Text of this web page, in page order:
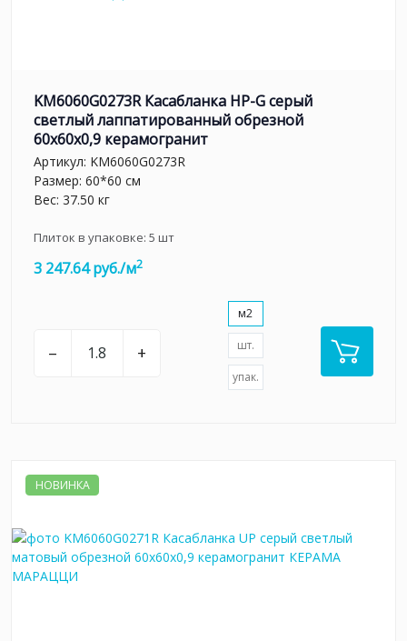
KM6060G0273R Касабланка HP-G серый
светлый лаппатированный обрезной
60x60x0,9 керамогранит
Артикул: KM6060G0273R
Размер: 60*60 см
Вес: 37.50 кг
Плиток в упаковке: 5 шт
3 247.64 руб./м2
– +
м2
шт.
упак.
НОВИНКА